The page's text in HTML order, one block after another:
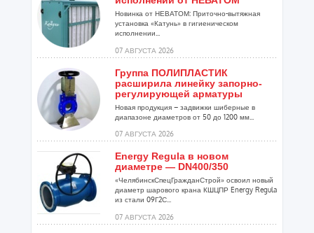
Новинка от НЕВАТОМ: Приточно-вытяжная
установка «Катунь» в гигиеническом
исполнении...
07 АВГУСТА 2026
Группа ПОЛИПЛАСТИК
расширила линейку запорно-
регулирующей арматуры
Новая продукция – задвижки шиберные в
диапазоне диаметров от 50 до 1200 мм...
07 АВГУСТА 2026
Energy Regula в новом
диаметре — DN400/350
«ЧелябинскСпецГражданСтрой» освоил новый
диаметр шарового крана КШЦПР Energy Regula
из стали 09Г2С...
07 АВГУСТА 2026